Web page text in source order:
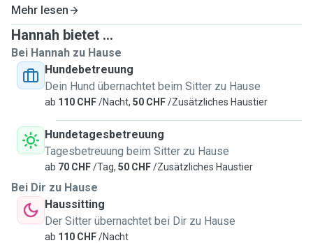
Mehr lesen
Hannah bietet ...
Bei Hannah zu Hause
Hundebetreuung
Dein Hund übernachtet beim Sitter zu Hause
ab 110 CHF/Nacht, 50 CHF/Zusätzliches Haustier
Hundetagesbetreuung
Tagesbetreuung beim Sitter zu Hause
ab 70 CHF/Tag, 50 CHF/Zusätzliches Haustier
Bei Dir zu Hause
Haussitting
Der Sitter übernachtet bei Dir zu Hause
ab 110 CHF/Nacht